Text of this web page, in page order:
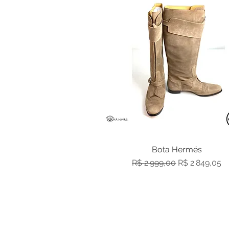
Visualização rápida
Bota Hermés
Preço normal
R$ 2.999,00 Preço
R$ 2.849,05